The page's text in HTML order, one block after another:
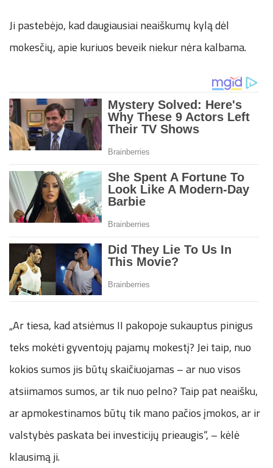
Ji pastebėjo, kad daugiausiai neaiškumų kylą dėl
mokesčių, apie kuriuos beveik niekur nėra kalbama.
„Ar tiesa, kad atsiėmus II pakopoje sukauptus pinigus
teks mokėti gyventojų pajamų mokestį? Jei taip, nuo
kokios sumos jis būtų skaičiuojamas – ar nuo visos
atsiimamos sumos, ar tik nuo pelno? Taip pat neaišku,
ar apmokestinamos būtų tik mano pačios įmokos, ar ir
valstybės paskata bei investicijų prieaugis“, – kėlė
klausimą ji.